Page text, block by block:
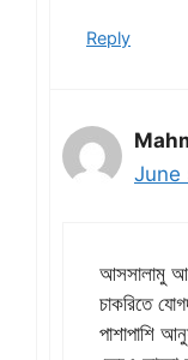
Reply
June
আসসালামু
চাকরিতে
পাশাপাশি